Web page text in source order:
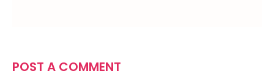
POST A COMMENT